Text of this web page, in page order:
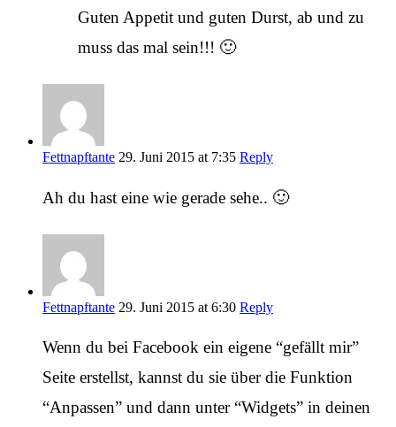
Guten Appetit und guten Durst, ab und zu
muss das mal sein!!! 🙂
Fettnapftante 29. Juni 2015 at 7:35 Reply
Ah du hast eine wie gerade sehe.. 🙂
Fettnapftante 29. Juni 2015 at 6:30 Reply
Wenn du bei Facebook ein eigene “gefällt mir”
Seite erstellst, kannst du sie über die Funktion
“Anpassen” und dann unter “Widgets” in deinen